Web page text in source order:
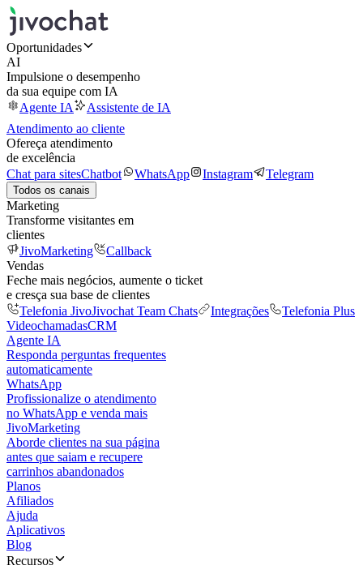
Oportunidades
AI
Impulsione o desempenho
da sua equipe com IA
Agente IA
Assistente de IA
Atendimento ao cliente
Ofereça atendimento
de excelência
Chat para sitesChatbot WhatsApp Instagram Telegram
Todos os canais
Marketing
Transforme visitantes em
clientes
JivoMarketing
Callback
Vendas
Feche mais negócios, aumente o ticket
e cresça sua base de clientes
Telefonia JivoJivochat Team Chats Integrações
Telefonia Plus
VideochamadasCRM
Agente IA
Responda perguntas frequentes
automaticamente
WhatsApp
Profissionalize o atendimento
no WhatsApp e venda mais
JivoMarketing
Aborde clientes na sua página
antes que saiam e recupere
carrinhos abandonados
Planos
Afiliados
Ajuda
Aplicativos
Blog
Recursos